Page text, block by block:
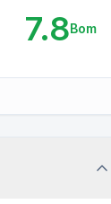
7.8Bom